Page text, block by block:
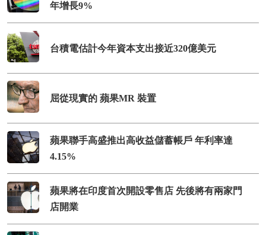
年增長9%
台積電估計今年資本支出接近320億美元
屈從現實的 蘋果MR 裝置
蘋果聯手高盛推出高收益儲蓄帳戶 年利率達
4.15%
蘋果將在印度首次開設零售店 先後將有兩家門
店開業